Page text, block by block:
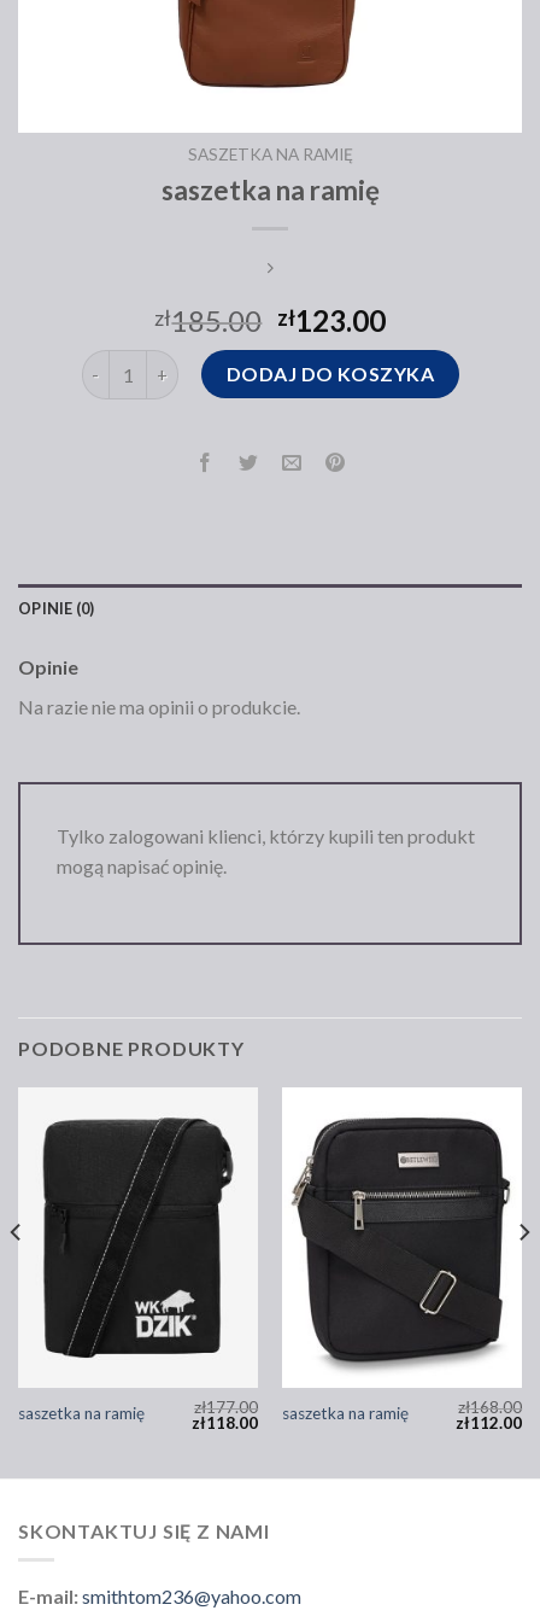
SASZETKA NA RAMIĘ
saszetka na ramię
zł185.00 zł123.00
ilość saszetka na ramięDODAJ DO KOSZYKA
OPINIE (0)
Opinie
Na razie nie ma opinii o produkcie.
Tylko zalogowani klienci, którzy kupili ten produkt
mogą napisać opinię.
PODOBNE PRODUKTY
saszetka na ramię zł177.00
zł118.00 saszetka na ramię zł168.00
zł112.00
SKONTAKTUJ SIĘ Z NAMI
E-mail:smithtom236@yahoo.com